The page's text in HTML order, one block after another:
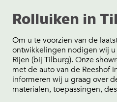
Rolluiken in
Om u te voorzien van de
ontwikkelingen nodigen wij
Rijen (bij Tilburg). Onze
met de auto van de Reeshof
informeren wij u graag over
materialen, toepassingen,